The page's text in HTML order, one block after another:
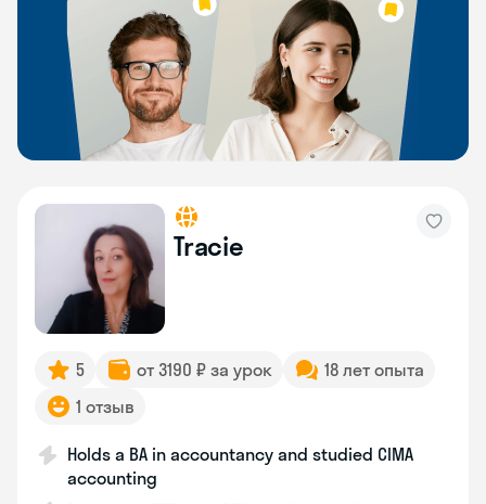
Tracie
5 от 3190 ₽ за урок
18 лет опыта
1 отзыв
Holds a BA in accountancy and studied CIMA
accounting